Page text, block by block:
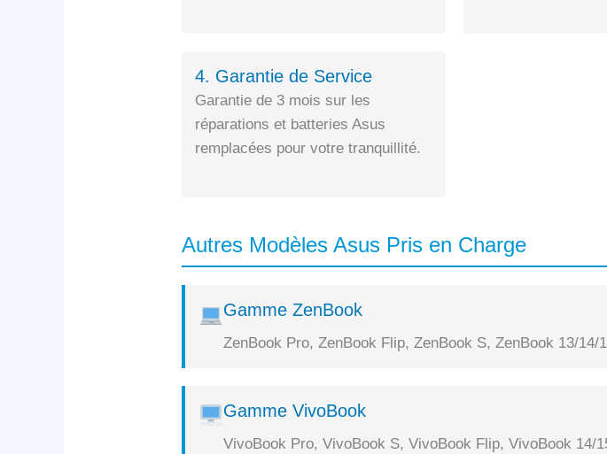
4. Garantie de Service
Garantie de 3 mois sur les
réparations et batteries Asus
remplacées pour votre tranquillité.
Autres Modèles Asus Pris en Charge
Gamme ZenBook
ZenBook Pro, ZenBook Flip, ZenBook S, ZenBook 13/
Gamme VivoBook
VivoBook Pro, VivoBook S, VivoBook Flip, VivoBook 14/